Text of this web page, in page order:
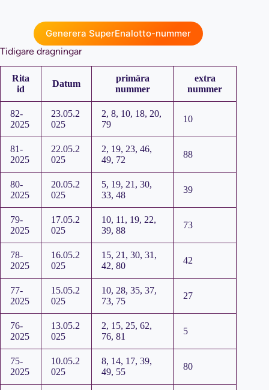
Generera SuperEnalotto-nummer
Tidigare dragningar
Rita
id
Datum
primära
nummer
extra
nummer
82-
2025
23.05.2
025
2, 8, 10, 18, 20,
79
10
81-
2025
22.05.2
025
2, 19, 23, 46,
49, 72
88
80-
2025
20.05.2
025
5, 19, 21, 30,
33, 48
39
79-
2025
17.05.2
025
10, 11, 19, 22,
39, 88
73
78-
2025
16.05.2
025
15, 21, 30, 31,
42, 80
42
77-
2025
15.05.2
025
10, 28, 35, 37,
73, 75
27
76-
2025
13.05.2
025
2, 15, 25, 62,
76, 81
5
75-
2025
10.05.2
025
8, 14, 17, 39,
49, 55
80